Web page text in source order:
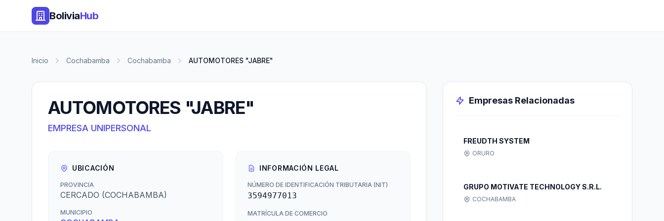
BoliviaHub
Inicio Cochabamba Cochabamba AUTOMOTORES "JABRE"
AUTOMOTORES "JABRE"
EMPRESA UNIPERSONAL
UBICACIÓN
PROVINCIA
CERCADO (COCHABAMBA)
MUNICIPIO
INFORMACIÓN LEGAL
NÚMERO DE IDENTIFICACIÓN TRIBUTARIA (NIT)
3594977013
MATRÍCULA DE COMERCIO
Empresas Relacionadas
FREUDTH SYSTEM
ORURO
GRUPO MOTIVATE TECHNOLOGY S.R.L.
COCHABAMBA